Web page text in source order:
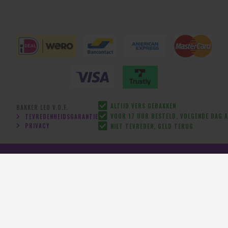
TEVREDENHEIDSGARANTIE
PRIVACY
ALTIJD VERS GEBAKKEN
VOOR 17 UUR BESTELD, VOLGENDE DAG
NIET TEVREDEN, GELD TERUG